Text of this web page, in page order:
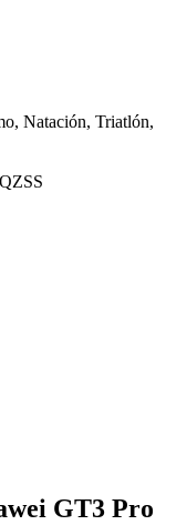
Natación, Triatlón,
GT3 Pro